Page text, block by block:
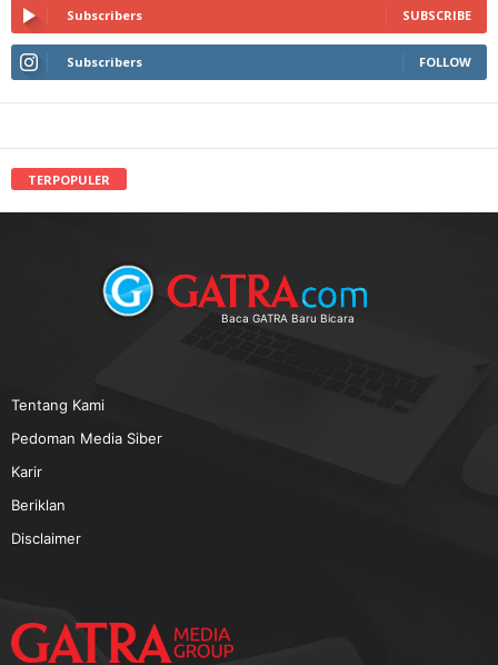
Subscribers SUBSCRIBE
Subscribers FOLLOW